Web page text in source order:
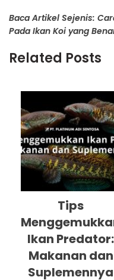
Baca Artikel Sejenis:
Pada Ikan Koi yang
Related Posts
Tips
Ikan Predator:
Makanan dan
Suplemennya